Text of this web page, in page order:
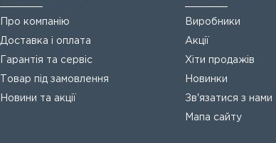
Про компанію
Доставка і оплата
Гарантія та сервіс
Товар під замовлення
Новини та акції
Виробники
Акції
Хіти продажів
Новинки
Зв'язатися з нами
Мапа сайту